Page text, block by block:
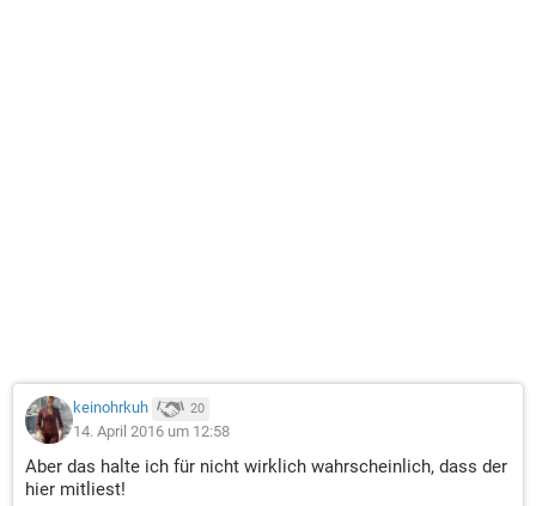
keinohrkuh 20
14. April 2016 um 12:58
Aber das halte ich für nicht wirklich wahrscheinlich, dass der
hier mitliest!